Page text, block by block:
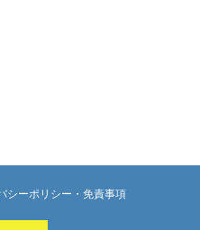
シーポリシー・免責事項